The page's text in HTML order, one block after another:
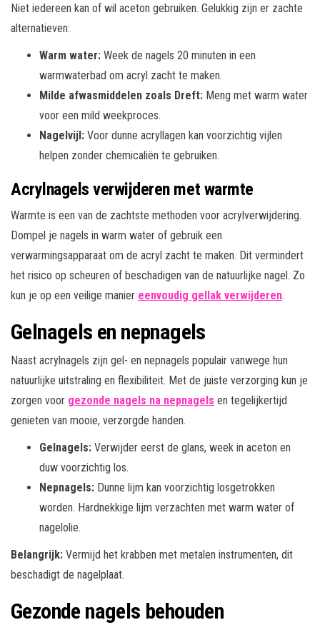
Niet iedereen kan of wil aceton gebruiken. Gelukkig zijn er zachte
alternatieven:
Warm water: Week de nagels 20 minuten in een
warmwaterbad om acryl zacht te maken.
Milde afwasmiddelen zoals Dreft: Meng met warm water
voor een mild weekproces.
Nagelvijl: Voor dunne acryllagen kan voorzichtig vijlen
helpen zonder chemicaliën te gebruiken.
Acrylnagels verwijderen met warmte
Warmte is een van de zachtste methoden voor acrylverwijdering.
Dompel je nagels in warm water of gebruik een
verwarmingsapparaat om de acryl zacht te maken. Dit vermindert
het risico op scheuren of beschadigen van de natuurlijke nagel. Zo
kun je op een veilige manier eenvoudig gellak verwijderen.
Gelnagels en nepnagels
Naast acrylnagels zijn gel- en nepnagels populair vanwege hun
natuurlijke uitstraling en flexibiliteit. Met de juiste verzorging kun je
zorgen voor gezonde nagels na nepnagels en tegelijkertijd
genieten van mooie, verzorgde handen.
Gelnagels: Verwijder eerst de glans, week in aceton en
duw voorzichtig los.
Nepnagels: Dunne lijm kan voorzichtig losgetrokken
worden. Hardnekkige lijm verzachten met warm water of
nagelolie.
Belangrijk: Vermijd het krabben met metalen instrumenten, dit
beschadigt de nagelplaat.
Gezonde nagels behouden